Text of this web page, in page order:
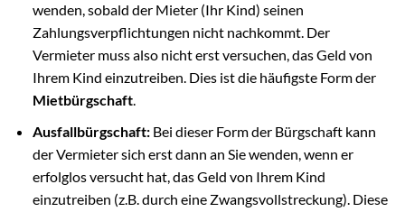
wenden, sobald der Mieter (Ihr Kind) seinen
Zahlungsverpflichtungen nicht nachkommt. Der
Vermieter muss also nicht erst versuchen, das Geld von
Ihrem Kind einzutreiben. Dies ist die häufigste Form der
Mietbürgschaft.
Ausfallbürgschaft:Bei dieser Form der Bürgschaft kann
der Vermieter sich erst dann an Sie wenden, wenn er
erfolglos versucht hat, das Geld von Ihrem Kind
einzutreiben (z.B. durch eine Zwangsvollstreckung). Diese